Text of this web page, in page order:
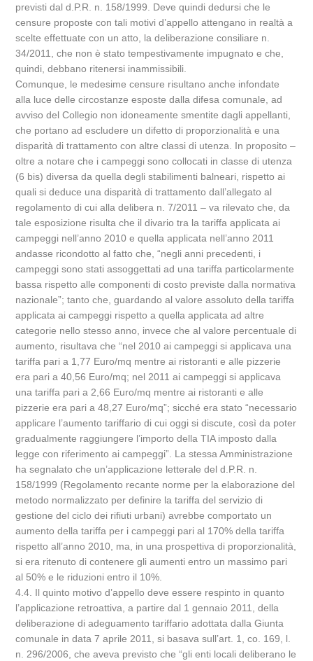
previsti dal d.P.R. n. 158/1999. Deve quindi dedursi che le
censure proposte con tali motivi d’appello attengano in realtà a
scelte effettuate con un atto, la deliberazione consiliare n.
34/2011, che non è stato tempestivamente impugnato e che,
quindi, debbano ritenersi inammissibili.
Comunque, le medesime censure risultano anche infondate
alla luce delle circostanze esposte dalla difesa comunale, ad
avviso del Collegio non idoneamente smentite dagli appellanti,
che portano ad escludere un difetto di proporzionalità e una
disparità di trattamento con altre classi di utenza. In proposito –
oltre a notare che i campeggi sono collocati in classe di utenza
(6 bis) diversa da quella degli stabilimenti balneari, rispetto ai
quali si deduce una disparità di trattamento dall’allegato al
regolamento di cui alla delibera n. 7/2011 – va rilevato che, da
tale esposizione risulta che il divario tra la tariffa applicata ai
campeggi nell’anno 2010 e quella applicata nell’anno 2011
andasse ricondotto al fatto che, “negli anni precedenti, i
campeggi sono stati assoggettati ad una tariffa particolarmente
bassa rispetto alle componenti di costo previste dalla normativa
nazionale”; tanto che, guardando al valore assoluto della tariffa
applicata ai campeggi rispetto a quella applicata ad altre
categorie nello stesso anno, invece che al valore percentuale di
aumento, risultava che “nel 2010 ai campeggi si applicava una
tariffa pari a 1,77 Euro/mq mentre ai ristoranti e alle pizzerie
era pari a 40,56 Euro/mq; nel 2011 ai campeggi si applicava
una tariffa pari a 2,66 Euro/mq mentre ai ristoranti e alle
pizzerie era pari a 48,27 Euro/mq”; sicché era stato “necessario
applicare l’aumento tariffario di cui oggi si discute, così da poter
gradualmente raggiungere l’importo della TIA imposto dalla
legge con riferimento ai campeggi”. La stessa Amministrazione
ha segnalato che un’applicazione letterale del d.P.R. n.
158/1999 (Regolamento recante norme per la elaborazione del
metodo normalizzato per definire la tariffa del servizio di
gestione del ciclo dei rifiuti urbani) avrebbe comportato un
aumento della tariffa per i campeggi pari al 170% della tariffa
rispetto all’anno 2010, ma, in una prospettiva di proporzionalità,
si era ritenuto di contenere gli aumenti entro un massimo pari
al 50% e le riduzioni entro il 10%.
4.4. Il quinto motivo d’appello deve essere respinto in quanto
l’applicazione retroattiva, a partire dal 1 gennaio 2011, della
deliberazione di adeguamento tariffario adottata dalla Giunta
comunale in data 7 aprile 2011, si basava sull’art. 1, co. 169, l.
n. 296/2006, che aveva previsto che “gli enti locali deliberano le